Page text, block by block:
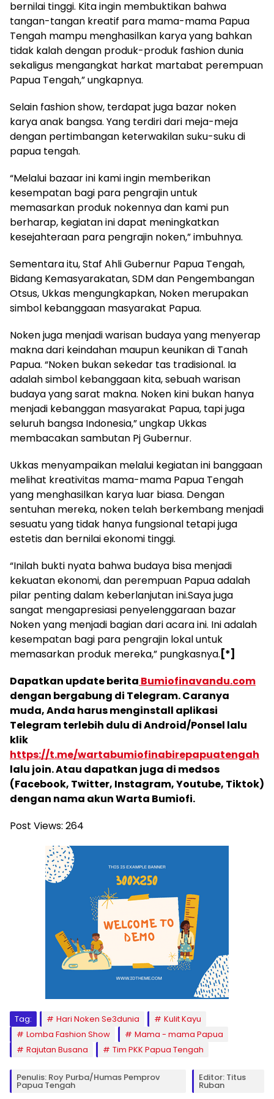
bernilai tinggi. Kita ingin membuktikan bahwa
tangan-tangan kreatif para mama-mama Papua
Tengah mampu menghasilkan karya yang bahkan
tidak kalah dengan produk-produk fashion dunia
sekaligus mengangkat harkat martabat perempuan
Papua Tengah,” ungkapnya.
Selain fashion show, terdapat juga bazar noken
karya anak bangsa. Yang terdiri dari meja-meja
dengan pertimbangan keterwakilan suku-suku di
papua tengah.
“Melalui bazaar ini kami ingin memberikan
kesempatan bagi para pengrajin untuk
memasarkan produk nokennya dan kami pun
berharap, kegiatan ini dapat meningkatkan
kesejahteraan para pengrajin noken,” imbuhnya.
Sementara itu, Staf Ahli Gubernur Papua Tengah,
Bidang Kemasyarakatan, SDM dan Pengembangan
Otsus, Ukkas mengungkapkan, Noken merupakan
simbol kebanggaan masyarakat Papua.
Noken juga menjadi warisan budaya yang menyerap
makna dari keindahan maupun keunikan di Tanah
Papua. “Noken bukan sekedar tas tradisional. Ia
adalah simbol kebanggaan kita, sebuah warisan
budaya yang sarat makna. Noken kini bukan hanya
menjadi kebanggan masyarakat Papua, tapi juga
seluruh bangsa Indonesia,” ungkap Ukkas
membacakan sambutan Pj Gubernur.
Ukkas menyampaikan melalui kegiatan ini banggaan
melihat kreativitas mama-mama Papua Tengah
yang menghasilkan karya luar biasa. Dengan
sentuhan mereka, noken telah berkembang menjadi
sesuatu yang tidak hanya fungsional tetapi juga
estetis dan bernilai ekonomi tinggi.
“Inilah bukti nyata bahwa budaya bisa menjadi
kekuatan ekonomi, dan perempuan Papua adalah
pilar penting dalam keberlanjutan ini.Saya juga
sangat mengapresiasi penyelenggaraan bazar
Noken yang menjadi bagian dari acara ini. Ini adalah
kesempatan bagi para pengrajin lokal untuk
memasarkan produk mereka,” pungkasnya. [*]
Dapatkan update berita Bumiofinavandu.com
dengan bergabung di Telegram. Caranya
muda, Anda harus menginstall aplikasi
Telegram terlebih dulu di Android/Ponsel lalu
klik
https://t.me/wartabumiofinabirepapuatengah
lalu join. Atau dapatkan juga di medsos
(Facebook, Twitter, Instagram, Youtube, Tiktok)
dengan nama akun Warta Bumiofi.
Post Views: 264
Tag: Hari Noken Se3dunia
Kulit Kayu
Lomba Fashion Show
Mama - mama Papua
Rajutan Busana
Tim PKK Papua Tengah
Penulis: Roy Purba/Humas Pemprov
Papua Tengah
Editor: Titus
Ruban